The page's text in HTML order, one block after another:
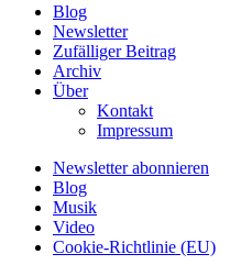
Blog
Newsletter
Zufälliger Beitrag
Archiv
Über
Kontakt
Impressum
Newsletter abonnieren
Blog
Musik
Video
Cookie-Richtlinie (EU)